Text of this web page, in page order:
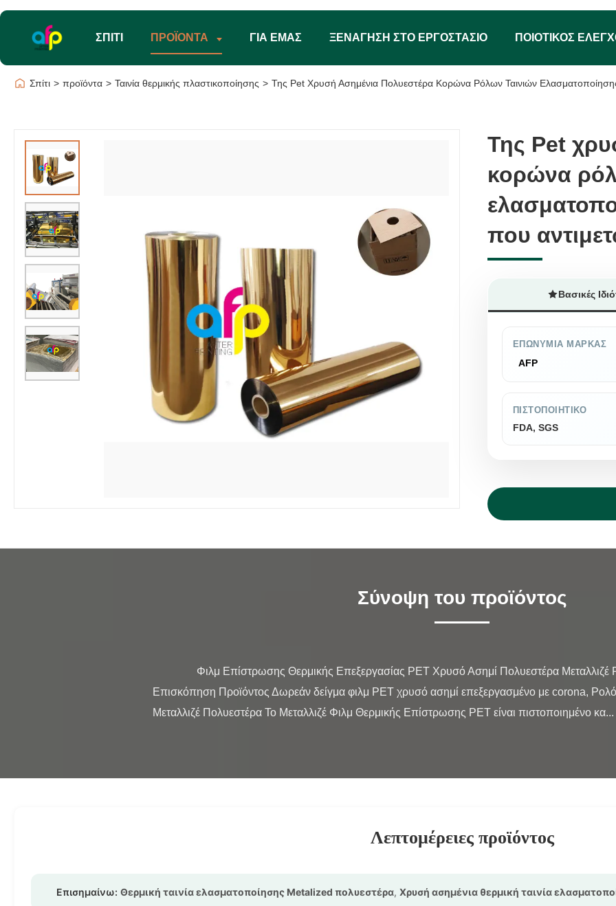
ΣΠΊΤΙ ΠΡΟΪΌΝΤΑ ΓΙΑ ΕΜΆΣ ΞΕΝΆΓΗΣΗ ΣΤΟ ΕΡΓΟΣΤΆΣΙΟ ΠΟΙΟΤΙΚΌΣ
Σπίτι > προϊόντα > Ταινία θερμικής πλαστικοποίησης > Της Pet Χρυσή Ασημένια Πολυεστέρα Κορώνα Ρόλων Ταινιών
Της Pet
κορώνα
που
Της Pet
κορώνα
που
Βασικές
ΕΠΩΝΥΜΊΑ ΜΆΡΚΑΣ
AFP
ΠΙΣΤΟΠΟΙΗΤΙΚΌ
FDA, SGS
Σύνοψη του προϊόντος
Επισκόπηση Προϊόντος Δωρεάν δείγμα φιλμ PET χρυσό ασημί επεξεργασμένο με corona,
Μεταλλιζέ Πολυεστέρα Το Μεταλλιζέ Φιλμ Θερμικής Επίστρωσης PET είναι πιστοποιημένο κα...
Λεπτομέρειες προϊόντος
Επισημαίνω: Θερμική ταινία ελασματοποίησης Metalized πολυεστέρα, Χρυσή ασημένια θερμική ταινία